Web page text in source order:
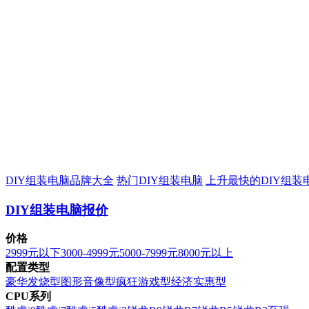
DIY组装电脑品牌大全 热门DIY组装电脑 上升最快的DIY组装
DIY组装电脑报价
价格
2999元以下3000-4999元5000-7999元8000元以上
配置类型
豪华发烧型图形音像型疯狂游戏型经济实惠型
CPU系列